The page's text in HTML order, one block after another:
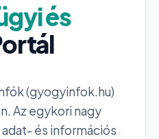
és
(gyogyinfok.hu)
Az egykori nagy
és információs